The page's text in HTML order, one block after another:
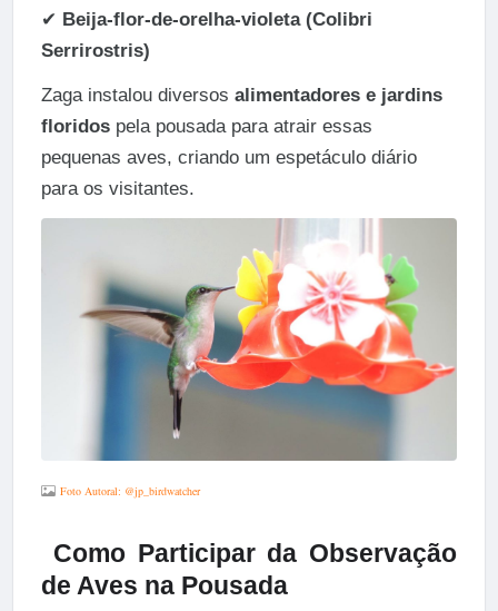
✔ Beija-flor-de-orelha-violeta (Colibri
Serrirostris)
Zaga instalou diversos alimentadores e jardins
floridospela pousada para atrair essas
pequenas aves, criando um espetáculo diário
para os visitantes.
Foto Autoral: @jp_birdwatcher
Como Participar da Observação
de Aves na Pousada